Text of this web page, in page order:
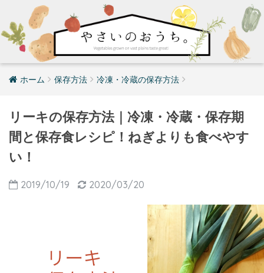
ホーム 保存方法 冷凍・冷蔵の保存方法
リーキの保存方法｜冷凍・冷蔵・保存期
間と保存食レシピ！ねぎよりも食べやす
い！
2019/10/19 2020/03/20